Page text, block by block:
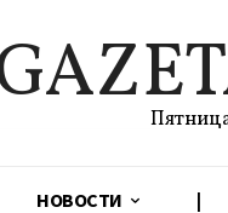
НОВОСТИ |